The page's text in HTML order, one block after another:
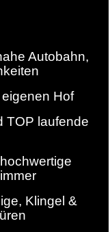
Autobahn,
Hof
TOP laufende
Klingel &